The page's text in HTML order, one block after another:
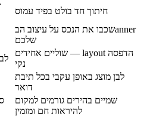
חיתוך חד בולט בפיד עמוס
שכבו את הנכס על עיצוב הבanner
שלכם
שוליים אחידים — layout הדפסה
נקי
לבן מוצג באופן עקבי בכל תיבת
דואר
שמיים בהירים גורמים למקום
להיראות חם ומזמין